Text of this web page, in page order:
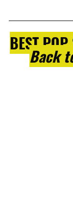
BEST
Back